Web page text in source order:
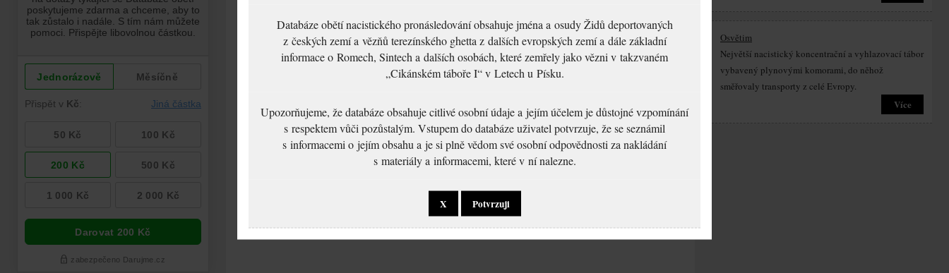
Osvětim
Největší nacistický koncentrační a vyhlazovací tábor
vybavený plynovými komorami, do něhož
směřovaly transporty z celé Evropy.
Více
Databáze obětí nacistického pronásledování obsahuje jména a osudy Židů deportovaných
z českých zemí a vězňů terezínského ghetta z dalších evropských zemí a dále základní
informace o Romech, Sintech a dalších osobách, které zemřely jako vězni v takzvaném
„Cikánském táboře I“ v Letech u Písku.
Upozorňujeme, že databáze obsahuje citlivé osobní údaje a jejím účelem je důstojné vzpomínání
s respektem vůči pozůstalým. Vstupem do databáze uživatel potvrzuje, že se seznámil
s informacemi o jejím obsahu a je si plně vědom své osobní odpovědnosti za nakládání
s materiály a informacemi, které v ní nalezne.
X Potvrzuji